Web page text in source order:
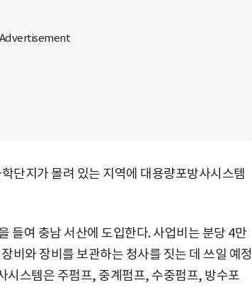
단지가 몰려 있는 지역에 대용량포방사시스템
들여 충남 서산에 도입한다. 사업비는 분당 4만
비와 장비를 보관하는 청사를 짓는 데 쓰일 예정
시스템은 주펌프, 중계펌프, 수중펌프, 방수포